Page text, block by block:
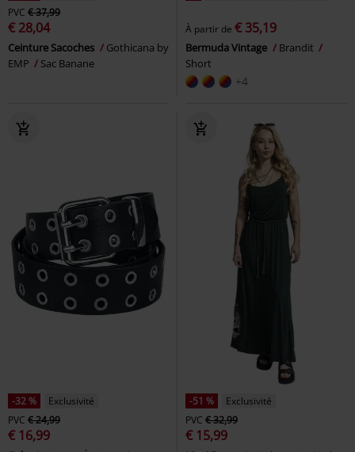
PVC € 37,99
€ 28,04
Ceinture Sacoches
Gothicana by
EMP
Sac Banane
À partir de € 35,19
Bermuda Vintage
Brandit
Short
+4
-32 %
Exclusivité
PVC € 24,99
€ 16,99
-51 %
Exclusivité
PVC € 32,99
€ 15,99